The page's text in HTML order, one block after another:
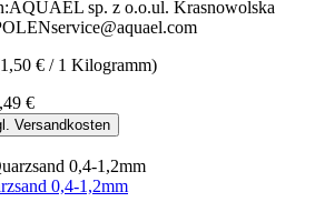
sp. z o.o.ul. Krasnowolska
€ / 1 Kilogramm)
€
Versandkosten
0,4-1,2mm